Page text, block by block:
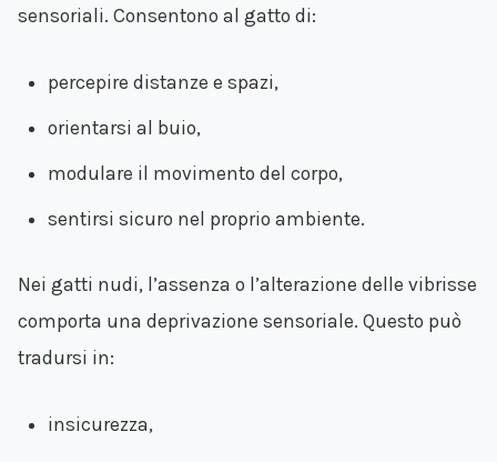
sensoriali. Consentono al gatto di:
percepire distanze e spazi,
orientarsi al buio,
modulare il movimento del corpo,
sentirsi sicuro nel proprio ambiente.
Nei gatti nudi, l’assenza o l’alterazione delle vibrisse
comporta una deprivazione sensoriale. Questo può
tradursi in:
insicurezza,